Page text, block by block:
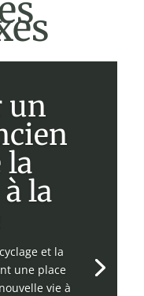
un
la
la
et la
une place
vie à